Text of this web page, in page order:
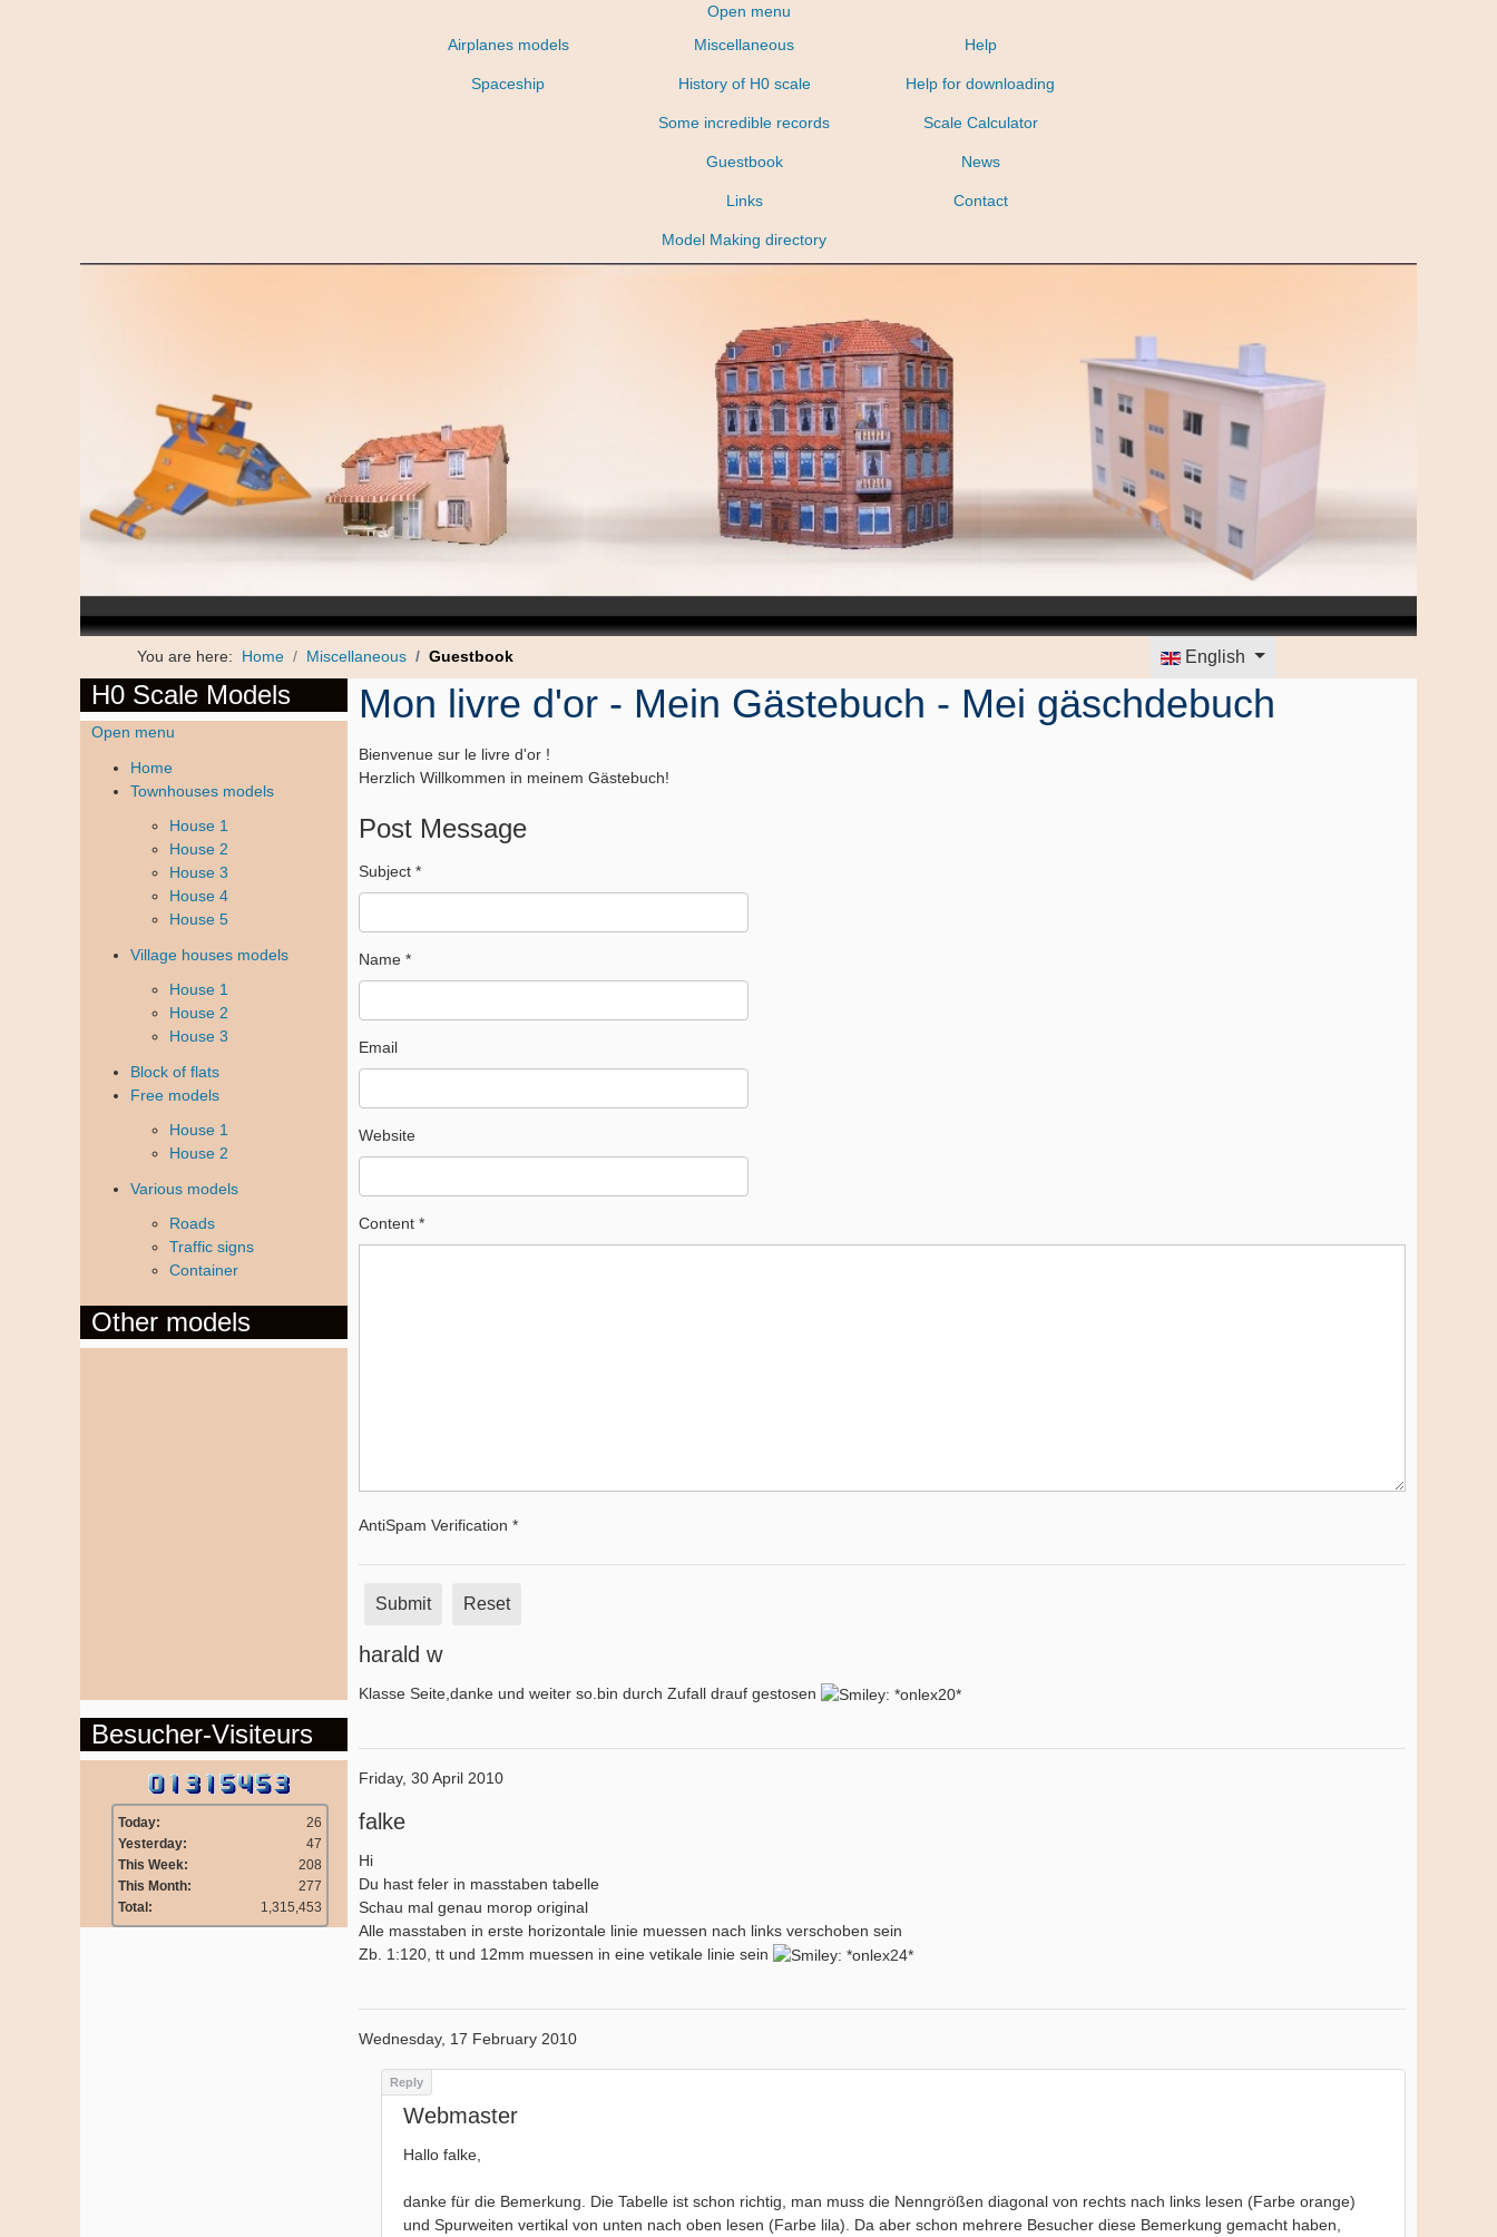
Open menu
Airplanes models
Spaceship
Miscellaneous
History of H0 scale
Some incredible records
Guestbook
Links
Model Making directory
Help
Help for downloading
Scale Calculator
News
Contact
You are here: Home Miscellaneous Guestbook
Select your language
English
H0 Scale Models
Open menu
Home
Townhouses models
House 1
House 2
House 3
House 4
House 5
Village houses models
House 1
House 2
House 3
Block of flats
Free models
House 1
House 2
Various models
Roads
Traffic signs
Container
Other models
Besucher-Visiteurs
Today:
26
Yesterday:
47
This Week:
208
This Month:
277
Total:
1,315,453
Mon livre d'or - Mein Gästebuch - Mei gäschdebuch
Bienvenue sur le livre d'or !
Herzlich Willkommen in meinem Gästebuch!
Post Message
Subject *
Name *
Email
Website
Content *
AntiSpam Verification *
Submit Reset
harald w
Klasse Seite,danke und weiter so.bin durch Zufall drauf gestosen
Friday, 30 April 2010
falke
Hi
Du hast feler in masstaben tabelle
Schau mal genau morop original
Alle masstaben in erste horizontale linie muessen nach links verschoben sein
Zb. 1:120, tt und 12mm muessen in eine vetikale linie sein
Wednesday, 17 February 2010
Webmaster
Hallo falke,
danke für die Bemerkung. Die Tabelle ist schon richtig, man muss die Nenngrößen diagonal von rechts nach links lesen (Farbe orange)
und Spurweiten vertikal von unten nach oben lesen (Farbe lila). Da aber schon mehrere Besucher diese Bemerkung gemacht haben,